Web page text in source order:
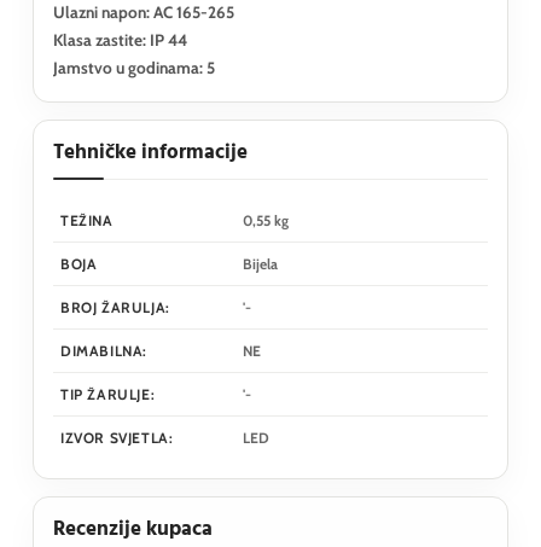
Ulazni napon: AC 165-265
Klasa zastite: IP 44
Jamstvo u godinama: 5
Tehničke informacije
TEŽINA 0,55 kg
BOJA Bijela
BROJ ŽARULJA: '-
DIMABILNA: NE
TIP ŽARULJE: '-
IZVOR SVJETLA: LED
Recenzije kupaca